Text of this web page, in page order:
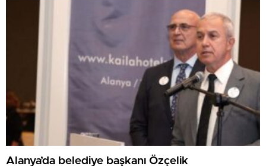
Alanya’da belediye başkanı Özçelik